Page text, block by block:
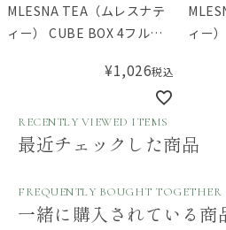
MLESNA TEA（ムレスナテ
ィー） CUBE BOX 4フルー
¥1,026税込
ィー
RECENTLY VIEWED ITEMS
最近チェックした商品
FREQUENTLY BOUGHT TOGETHER
一緒に購入されている商